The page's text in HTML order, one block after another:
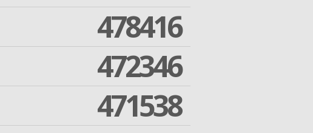
478416
472346
471538